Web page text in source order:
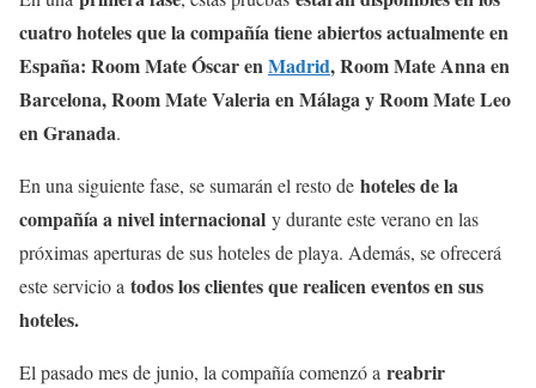
cuatro hoteles que la compañía tiene abiertos actualmente en
España: Room Mate Óscar enMadrid, Room Mate Anna en
Barcelona, Room Mate Valeria en Málaga y Room Mate Leo
en Granada.
En una siguiente fase, se sumarán el resto de hoteles de la
compañía a nivel internacional y durante este verano en las
próximas aperturas de sus hoteles de playa. Además, se ofrecerá
este servicio a todos los clientes que realicen eventos en sus
hoteles.
El pasado mes de junio, la compañía comenzó a reabrir